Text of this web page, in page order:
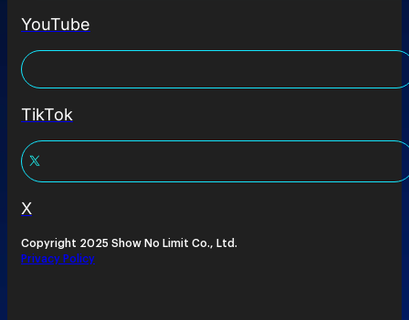
YouTube
TikTok
X
Copyright 2025 Show No Limit Co., Ltd.
Privacy Policy